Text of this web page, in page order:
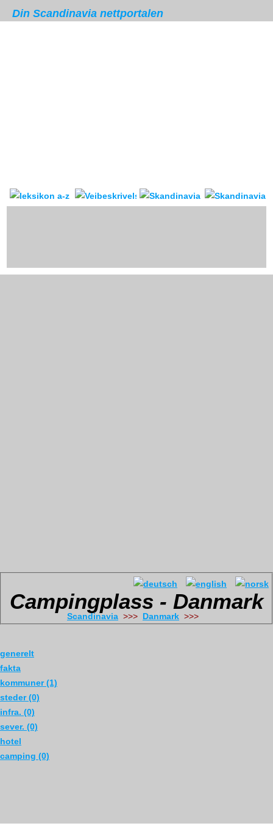
Din Scandinavia nettportalen
Skandinavia leksikonVeibeskrivelse forum &
Campingplass - Danmark
Scandinavia >>> Danmark
generelt
fakta
kommuner (1)
steder (0)
infra. (0)
sever. (0)
hotel
camping (0)